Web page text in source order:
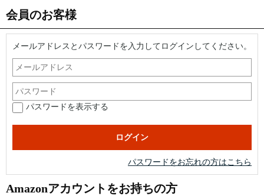
会員のお客様
メールアドレスとパスワードを入力してログインしてください。
パスワードを表示する
パスワードをお忘れの方はこちら
Amazonアカウントをお持ちの方